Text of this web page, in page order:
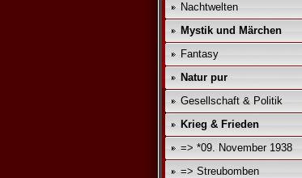
Nachtwelten
Mystik und Märchen
Fantasy
Natur pur
Gesellschaft & Politik
Krieg & Frieden
=> *09. November 1938
=> Streubomben